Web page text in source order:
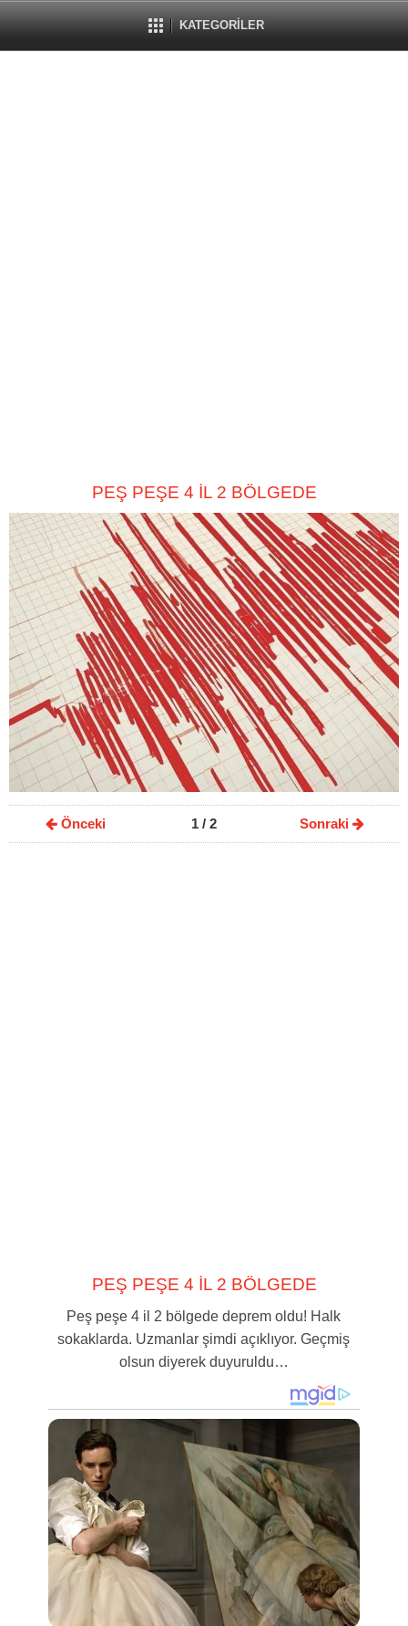
KATEGORİLER
PEŞ PEŞE 4 İL 2 BÖLGEDE
Önceki 1/ 2 Sonraki
PEŞ PEŞE 4 İL 2 BÖLGEDE
Peş peşe 4 il 2 bölgede deprem oldu! Halk
sokaklarda. Uzmanlar şimdi açıklıyor. Geçmiş
olsun diyerek duyuruldu…